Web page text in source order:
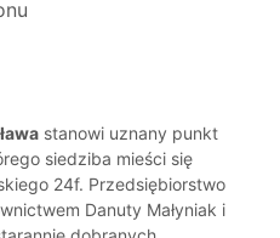
stanowi uznany punkt
siedziba mieści się
24f. Przedsiębiorstwo
Danuty Małyniak i